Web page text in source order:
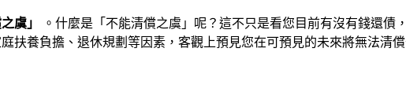
虞」 。什麼是「不能清償之虞」呢？這不只是看您目前有沒有錢還債
扶養負擔、退休規劃等因素，客觀上預見您在可預見的未來將無法清